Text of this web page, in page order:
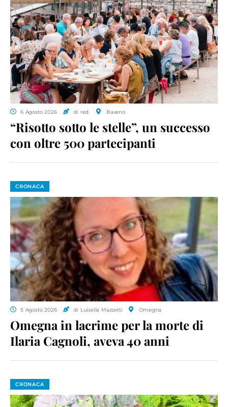
6 Agosto 2026 di red. Baveno
“Risotto sotto le stelle”, un successo
con oltre 500 partecipanti
CRONACA
5 Agosto 2026 di Luisella Mazzetti Omegna
Omegna in lacrime per la morte di
Ilaria Cagnoli, aveva 40 anni
CRONACA